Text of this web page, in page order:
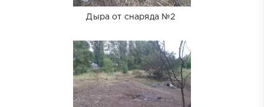
Дыра от снаряда №2